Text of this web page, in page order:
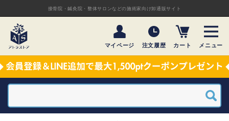
接骨院・鍼灸院・整体サロンなどの施術家向け卸通販サイト
マイページ 注文履歴 カート メニュー